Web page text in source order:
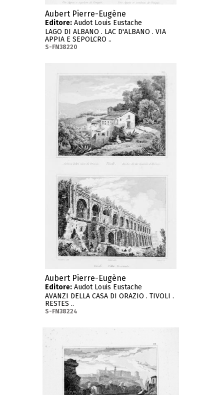
Aubert Pierre-Eugène
Editore:Audot Louis Eustache
LAGO DI ALBANO . LAC D'ALBANO . VIA
APPIA E SEPOLCRO ..
S-FN38220
Aubert Pierre-Eugène
Editore:Audot Louis Eustache
AVANZI DELLA CASA DI ORAZIO . TIVOLI .
RESTES ..
S-FN38224